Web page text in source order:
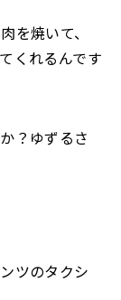
を焼いて、
くれるんです
？ゆずるさ
ツのタクシ